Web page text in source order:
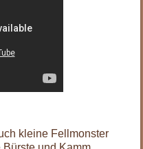
kleine Fellmonster